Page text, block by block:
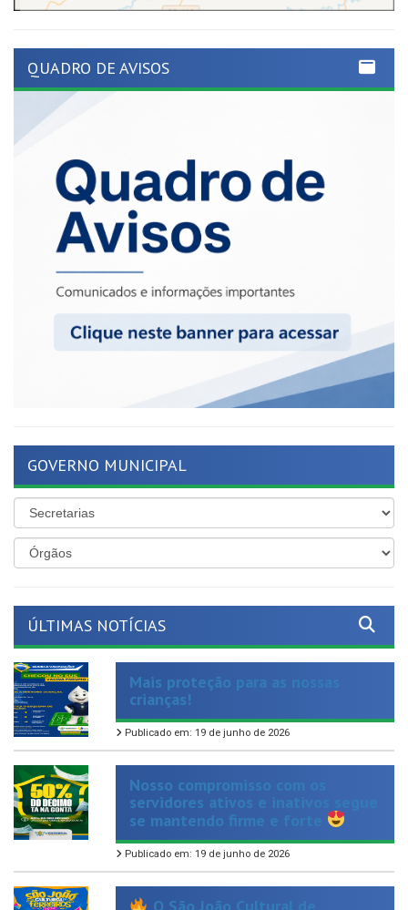
Mais proteção para as nossas
crianças!
Publicado em: 19 de junho de 2026
Nosso compromisso com os
servidores ativos e inativos segue
se mantendo firme e forte
Publicado em: 19 de junho de 2026
O São João Cultural de
Ferreiros 2026 vem aí!